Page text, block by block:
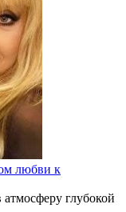
любви к
глубокой